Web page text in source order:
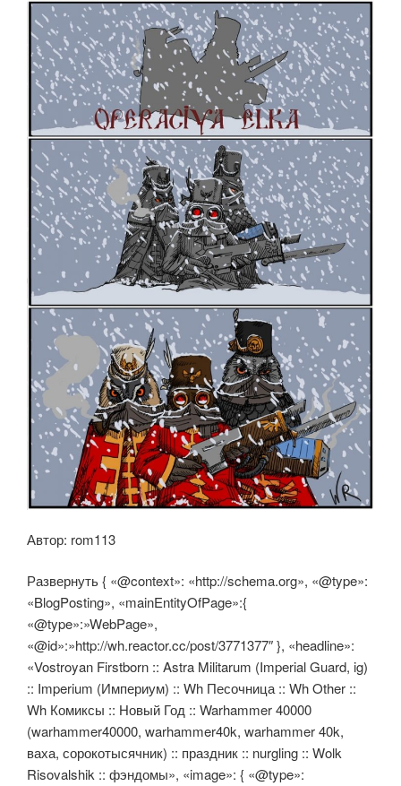
Автор: rom113
Развернуть { «@context»: «http://schema.org», «@type»:
«BlogPosting», «mainEntityOfPage»:{
«@type»:»WebPage»,
«@id»:»http://wh.reactor.cc/post/3771377″ }, «headline»:
«Vostroyan Firstborn :: Astra Militarum (Imperial Guard, ig)
:: Imperium (Империум) :: Wh Песочница :: Wh Other ::
Wh Комиксы :: Новый Год :: Warhammer 40000
(warhammer40000, warhammer40k, warhammer 40k,
ваха, сорокотысячник) :: праздник :: nurgling :: Wolk
Risovalshik :: фэндомы», «image»: { «@type»: